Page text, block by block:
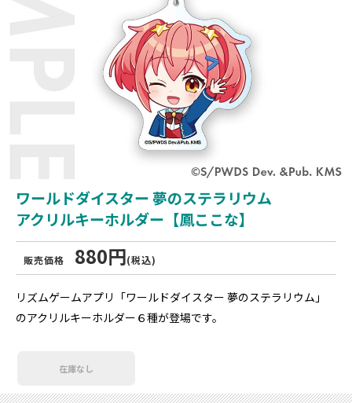
ワールドダイスター 夢のステラリウム
アクリルキーホルダー【鳳ここな】
販売価格 880円(税込)
リズムゲームアプリ「ワールドダイスター 夢のステラリウム」
のアクリルキーホルダー６種が登場です。
在庫なし